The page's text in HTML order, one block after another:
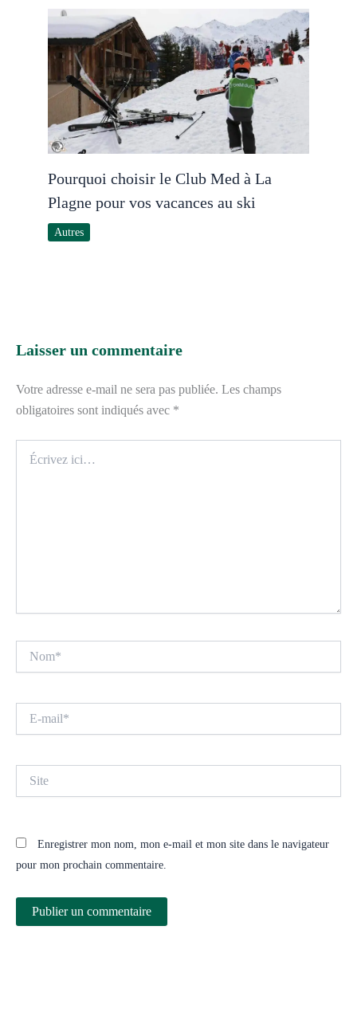
Pourquoi choisir le Club Med à La
Plagne pour vos vacances au ski
Autres
Laisser un commentaire
Votre adresse e-mail ne sera pas publiée. Les champs
obligatoires sont indiqués avec *
ici…
mail*
Enregistrer mon nom, mon e-mail et mon site dans le navigateur
pour mon prochain commentaire.